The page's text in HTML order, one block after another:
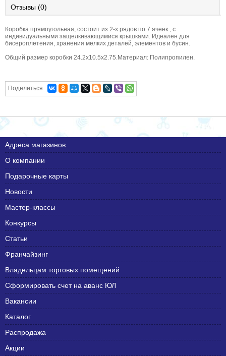
Отзывы (0)
Коробка прямоугольная, состоит из 2-х рядов по 7 ячеек , с
индивидуальными защелкивающимися крышками. Идеален для
бисероплетения, хранения мелких деталей, элементов и бусин.
Общий размер коробки 24.2х10.5х2.75.Материал: Полипропилен.
Поделиться
Адреса магазинов
О компании
Подарочные карты
Новости
Мастер-классы
Конкурсы
Статьи
Франчайзинг
Владельцам торговых помещений
Сформировать счет на аванс ЮЛ
Вакансии
Каталог
Распродажа
Акции